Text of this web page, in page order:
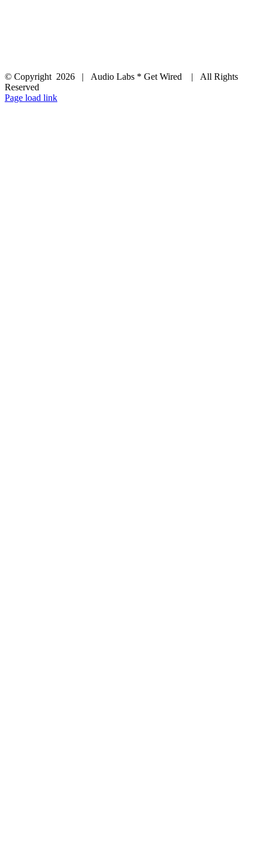
© Copyright 2026 | Audio Labs * Get Wired | All Rights
Reserved
Facebook
Instagram
YouTube
LinkedIn
X
Page load link